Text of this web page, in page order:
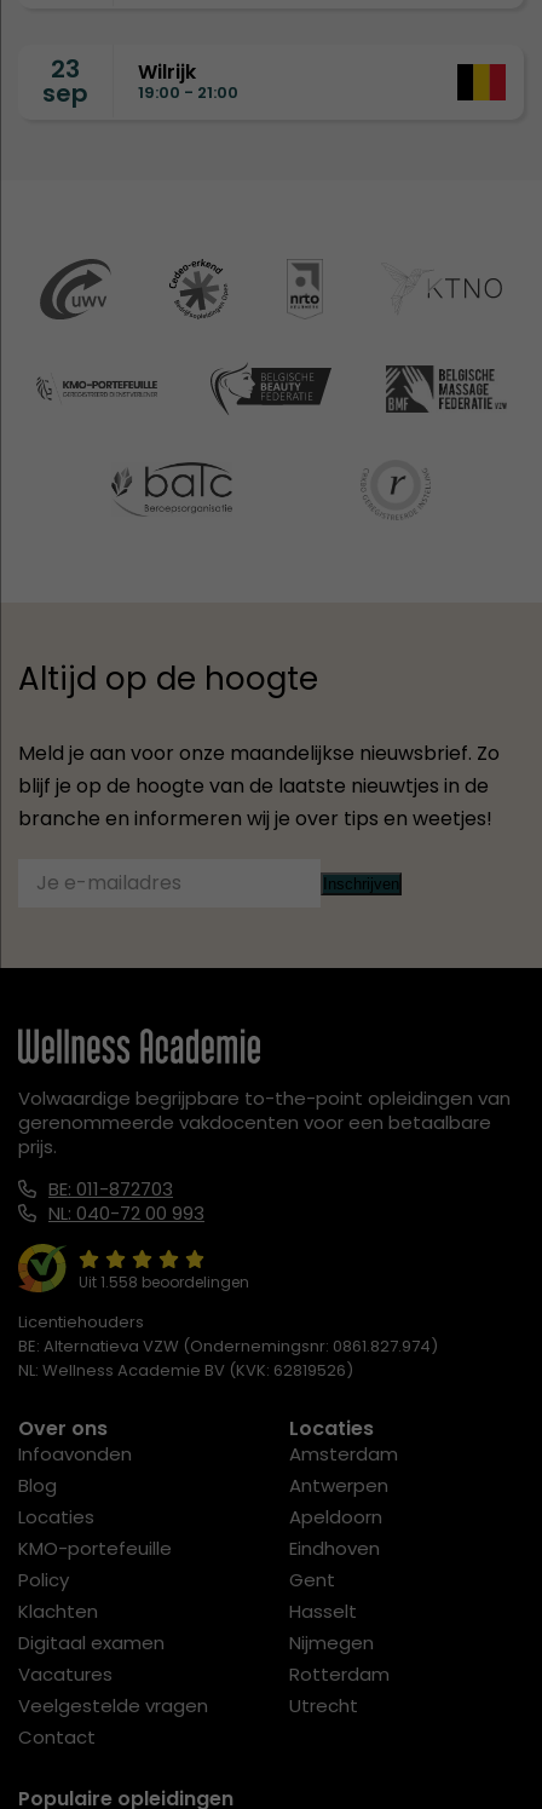
23
sep
Wilrijk
19:00 - 21:00
Altijd op de hoogte
Meld je aan voor onze maandelijkse nieuwsbrief. Zo
blijf je op de hoogte van de laatste nieuwtjes in de
branche en informeren wij je over tips en weetjes!
Inschrijven
Volwaardige begrijpbare to-the-point opleidingen van
gerenommeerde vakdocenten voor een betaalbare
prijs.
BE: 011-872703
NL: 040-72 00 993
Uit 1.558 beoordelingen
Licentiehouders
BE: Alternatieva VZW (Ondernemingsnr: 0861.827.974)
NL: Wellness Academie BV (KVK: 62819526)
Over ons
Infoavonden
Blog
Locaties
KMO-portefeuille
Policy
Klachten
Digitaal examen
Vacatures
Veelgestelde vragen
Contact
Locaties
Amsterdam
Antwerpen
Apeldoorn
Eindhoven
Gent
Hasselt
Nijmegen
Rotterdam
Utrecht
Populaire opleidingen